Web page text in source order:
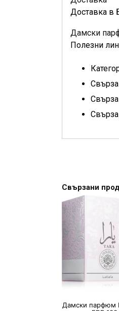
Доставка в
Дамски
Полезни
Свързани
Дамски парфюм